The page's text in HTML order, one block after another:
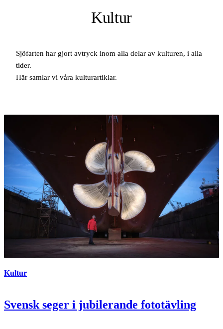
Kultur
Sjöfarten har gjort avtryck inom alla delar av kulturen, i alla
tider.
Här samlar vi våra kulturartiklar.
Kultur
Svensk seger i jubilerande fototävling